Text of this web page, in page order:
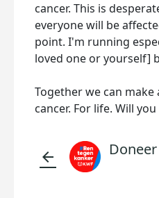
cancer. This is
everyone will be
point. I'm running
loved one or yourself]
Together we can
cancer. For life. Will
arrow_back